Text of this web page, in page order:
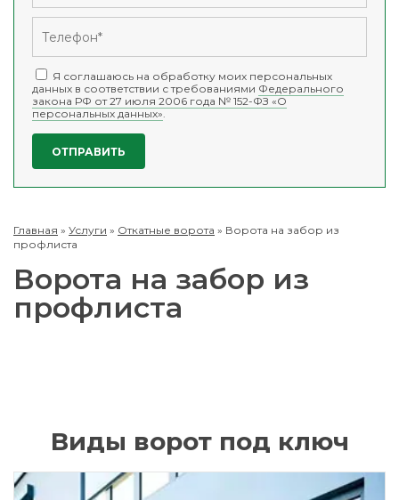
Я соглашаюсь на обработку моих персональных
данных в соответствии с требованиями Федерального
закона РФ от 27 июля 2006 года № 152-ФЗ «О
персональных данных».
Главная » Услуги » Откатные ворота » Ворота на забор из
профлиста
Ворота на забор из
профлиста
Виды ворот под ключ